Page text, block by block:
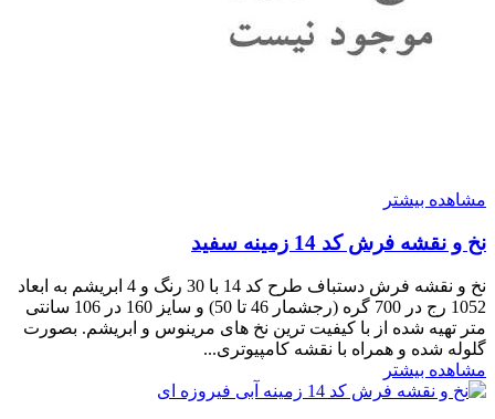
مشاهده بیشتر
نخ و نقشه فرش کد 14 زمینه سفید
نخ و نقشه فرش دستباف طرح کد 14 با 30 رنگ و 4 ابریشم به ابعاد
1052 رج در 700 گره (رجشمار 46 تا 50) و سایز 160 در 106 سانتی
متر تهیه شده از با کیفیت ترین نخ های مرینوس و ابریشم. بصورت
گلوله شده و همراه با نقشه کامپیوتری...
مشاهده بیشتر